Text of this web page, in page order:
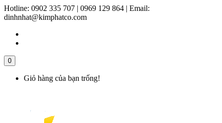
Hotline: 0902 335 707 | 0969 129 864 | Email:
dinhnhat@kimphatco.com
0
Giỏ hàng của bạn trống!